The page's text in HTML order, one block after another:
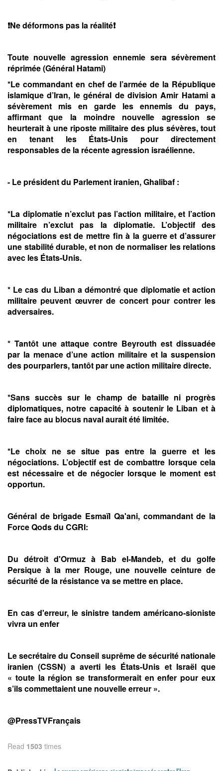
❗️Ne déformons pas la réalité❗️
Toute nouvelle agression ennemie sera sévèrement
réprimée (Général Hatami)
*Le commandant en chef de l’armée de la République
islamique d’Iran, le général de division Amir Hatami a
sévèrement mis en garde les ennemis du pays,
affirmant que la moindre nouvelle agression se
heurterait à une riposte militaire des plus sévères, tout
en tenant les États-Unis pour directement
responsables de la récente agression israélienne.
- Le président du Parlement iranien, Ghalibaf :
*La diplomatie n’exclut pas l’action militaire, et l’action
militaire n’exclut pas la diplomatie. L’objectif des
négociations est de mettre fin à la guerre et d’assurer
une stabilité durable, et non de normaliser les relations
avec les États-Unis.
* Le cas du Liban a démontré que diplomatie et action
militaire peuvent œuvrer de concert pour contrer les
adversaires.
* Tantôt une attaque contre Beyrouth est dissuadée
par la menace d’une action militaire et la suspension
des pourparlers, tantôt par une action militaire directe.
*Sans succès sur le champ de bataille ni progrès
diplomatiques, notre capacité à soutenir le Liban et à
faire face au blocus naval aurait été limitée.
*Le choix ne se situe pas entre la guerre et les
négociations. L’objectif est de combattre lorsque cela
est nécessaire et de négocier lorsque le moment est
opportun.
Général de brigade Esmaïl Qa'ani, commandant de la
Force Qods du CGRI:
Du détroit d'Ormuz à Bab el-Mandeb, et du golfe
Persique à la mer Rouge, une nouvelle ceinture de
sécurité de la résistance va se mettre en place.
En cas d'erreur, le sinistre tandem américano-sioniste
vivra un enfer
Le secrétaire du Conseil suprême de sécurité nationale
iranien (CSSN) a averti les États-Unis et Israël que
« toute la région se transformerait en enfer pour eux
s’ils commettaient une nouvelle erreur ».
@PressTVFrançais
Read 1503 times